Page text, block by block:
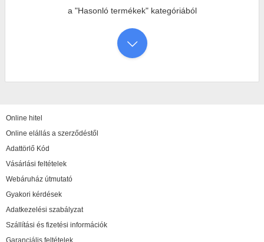
a "Hasonló termékek" kategóriából
Online hitel
Online elállás a szerződéstől
Adattörlő Kód
Vásárlási feltételek
Webáruház útmutató
Gyakori kérdések
Adatkezelési szabályzat
Szállítási és fizetési információk
Garanciális feltételek